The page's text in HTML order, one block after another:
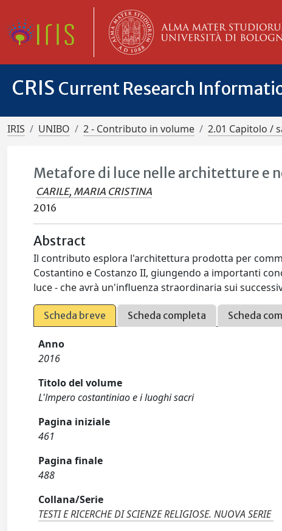
CRIS Current Research
IRIS UNIBO 2 - Contributo in volume 2.01 Capitolo /
Metafore di luce nelle architetture e
CARILE, MARIA CRISTINA
2016
Abstract
Il contributo esplora l'architettura prodotta per
Costantino e Costanzo II, giungendo a importanti
luce - che avrà un'influenza straordinaria sui
Scheda breve Scheda completa Scheda
Anno
2016
Titolo del volume
L'lmpero costantiniao e i luoghi sacri
Pagina iniziale
461
Pagina finale
488
Collana/Serie
TESTI E RICERCHE DI SCIENZE RELIGIOSE. NUOVA SERIE